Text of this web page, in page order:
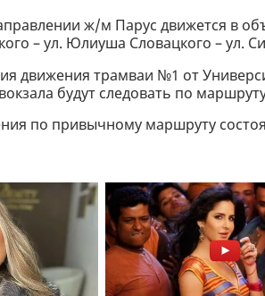
ж/м Парус движется в
– ул. Юлиуша Словацкого – ул.
движения трамваи №1 от
будут следовать по
по привычному маршруту